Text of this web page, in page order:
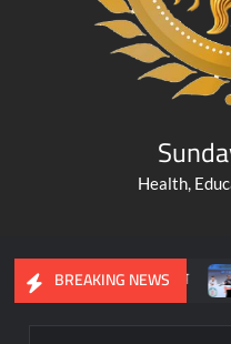
Health,
BREAKING NEWS
: साय